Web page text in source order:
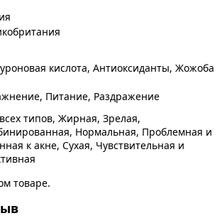
кислота, Антиоксиданты, Жожоба
Питание, Раздражение
типов, Жирная, Зрелая,
Нормальная, Проблемная и
к акне, Сухая, Чувствительная и
товаре.